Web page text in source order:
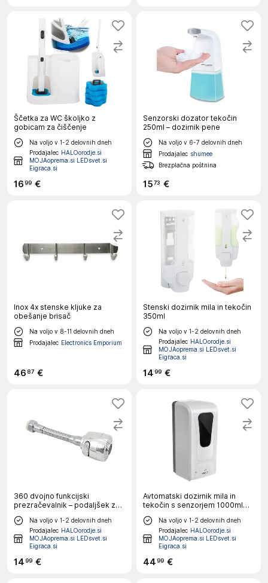
Ščetka za WC školjko z
gobicam za čiščenje
Na voljo v 1-2 delovnih dneh
Prodajalec HALOorodje.si
MOJAoprema.si LEDsvet.si
Eigraca.si
1699 €
Senzorski dozator tekočin
250ml – dozirnik pene
Na voljo v 6-7 delovnih dneh
Prodajalec shumee
Brezplačna poštnina
1573 €
Inox 4x stenske kljuke za
obešanje brisač
Na voljo v 8-11 delovnih dneh
Prodajalec Electronics Emporium
46 87 €
Stenski dozirnik mila in tekočin
350ml
Na voljo v 1-2 delovnih dneh
Prodajalec HALOorodje.si
MOJAoprema.si LEDsvet.si
Eigraca.si
1499 €
360 dvojno funkcijski
prezračevalnik – podaljšek za
pipo
Na voljo v 1-2 delovnih dneh
Prodajalec HALOorodje.si
MOJAoprema.si LEDsvet.si
Eigraca.si
1499 €
Avtomatski dozirnik mila in
tekočin s senzorjem 1000ml
stenski
Na voljo v 1-2 delovnih dneh
Prodajalec HALOorodje.si
MOJAoprema.si LEDsvet.si
Eigraca.si
4499 €